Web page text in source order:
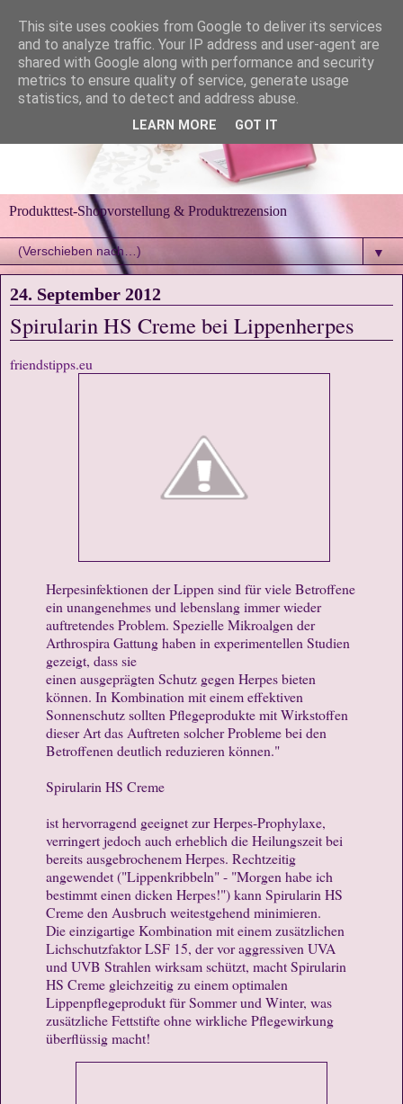
Produkttest-Shopvorstellung & Produktrezension
▼
24. September 2012
Spirularin HS Creme bei Lippenherpes
friendstipps.eu
Herpesinfektionen der Lippen sind für viele Betroffene
ein unangenehmes und lebenslang immer wieder
auftretendes Problem. Spezielle Mikroalgen der
Arthrospira Gattung haben in experimentellen Studien
gezeigt, dass sie
einen ausgeprägten Schutz gegen Herpes bieten
können. In Kombination mit einem effektiven
Sonnenschutz sollten Pflegeprodukte mit Wirkstoffen
dieser Art das Auftreten solcher Probleme bei den
Betroffenen deutlich reduzieren können."
Spirularin HS Creme
ist hervorragend geeignet zur Herpes-Prophylaxe,
verringert jedoch auch erheblich die Heilungszeit bei
bereits ausgebrochenem Herpes. Rechtzeitig
angewendet ("Lippenkribbeln" - "Morgen habe ich
bestimmt einen dicken Herpes!") kann Spirularin HS
Creme den Ausbruch weitestgehend minimieren.
Die einzigartige Kombination mit einem zusätzlichen
Lichschutzfaktor LSF 15, der vor aggressiven UVA
und UVB Strahlen wirksam schützt, macht Spirularin
HS Creme gleichzeitig zu einem optimalen
Lippenpflegeprodukt für Sommer und Winter, was
zusätzliche Fettstifte ohne wirkliche Pflegewirkung
überflüssig macht!
This site uses cookies from Google to deliver its services
and to analyze traffic. Your IP address and user-agent are
shared with Google along with performance and security
metrics to ensure quality of service, generate usage
statistics, and to detect and address abuse.
LEARN MORE GOT IT